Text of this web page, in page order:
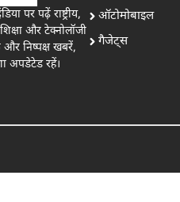
पर पढ़ें राष्ट्रीय,
और टेक्नोलॉजी
निष्पक्ष खबरें,
अपडेटेड रहें।
ऑटोमोबाइल
गैजेट्स